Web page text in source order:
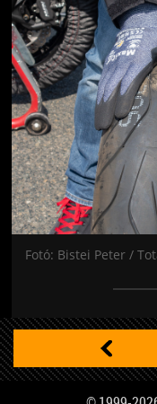
Fotó: Bistei Peter /